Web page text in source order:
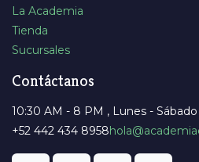
La Academia
Tienda
Sucursales
Contáctanos
10:30 AM - 8 PM , Lunes - Sábado
+52 442 434 8958